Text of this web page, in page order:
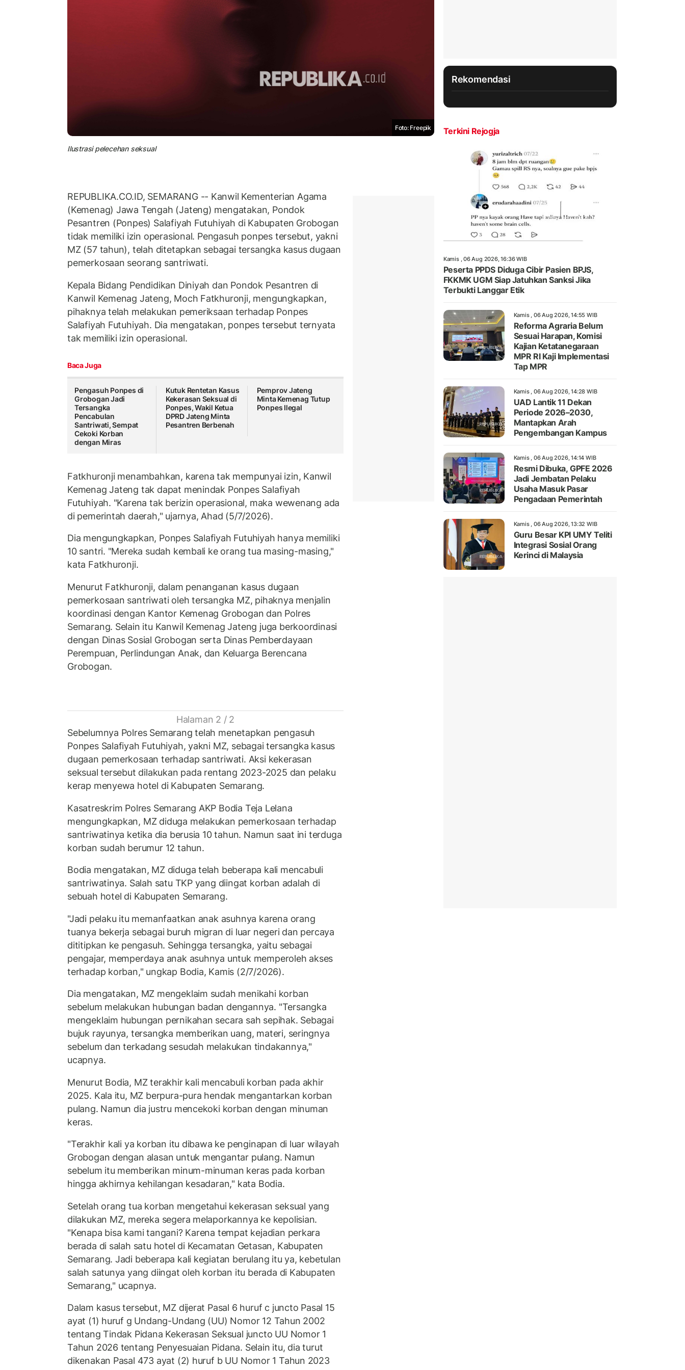
Foto: Freepik
Ilustrasi pelecehan seksual
REPUBLIKA.CO.ID, SEMARANG -- Kanwil Kementerian Agama
(Kemenag) Jawa Tengah (Jateng) mengatakan, Pondok
Pesantren (Ponpes) Salafiyah Futuhiyah di Kabupaten Grobogan
tidak memiliki izin operasional. Pengasuh ponpes tersebut, yakni
MZ (57 tahun), telah ditetapkan sebagai tersangka kasus dugaan
pemerkosaan seorang santriwati.
Kepala Bidang Pendidikan Diniyah dan Pondok Pesantren di
Kanwil Kemenag Jateng, Moch Fatkhuronji, mengungkapkan,
pihaknya telah melakukan pemeriksaan terhadap Ponpes
Salafiyah Futuhiyah. Dia mengatakan, ponpes tersebut ternyata
tak memiliki izin operasional.
Baca Juga
Pengasuh Ponpes di
Grobogan Jadi
Tersangka
Pencabulan
Santriwati, Sempat
Cekoki Korban
dengan Miras
Kutuk Rentetan Kasus
Kekerasan Seksual di
Ponpes, Wakil Ketua
DPRD Jateng Minta
Pesantren Berbenah
Pemprov Jateng
Minta Kemenag Tutup
Ponpes Ilegal
Fatkhuronji menambahkan, karena tak mempunyai izin, Kanwil
Kemenag Jateng tak dapat menindak Ponpes Salafiyah
Futuhiyah. "Karena tak berizin operasional, maka wewenang ada
di pemerintah daerah," ujarnya, Ahad (5/7/2026).
Dia mengungkapkan, Ponpes Salafiyah Futuhiyah hanya memiliki
10 santri. "Mereka sudah kembali ke orang tua masing-masing,"
kata Fatkhuronji.
Menurut Fatkhuronji, dalam penanganan kasus dugaan
pemerkosaan santriwati oleh tersangka MZ, pihaknya menjalin
koordinasi dengan Kantor Kemenag Grobogan dan Polres
Semarang. Selain itu Kanwil Kemenag Jateng juga berkoordinasi
dengan Dinas Sosial Grobogan serta Dinas Pemberdayaan
Perempuan, Perlindungan Anak, dan Keluarga Berencana
Grobogan.
Halaman 2 / 2
Sebelumnya Polres Semarang telah menetapkan pengasuh
Ponpes Salafiyah Futuhiyah, yakni MZ, sebagai tersangka kasus
dugaan pemerkosaan terhadap santriwati. Aksi kekerasan
seksual tersebut dilakukan pada rentang 2023-2025 dan pelaku
kerap menyewa hotel di Kabupaten Semarang.
Kasatreskrim Polres Semarang AKP Bodia Teja Lelana
mengungkapkan, MZ diduga melakukan pemerkosaan terhadap
santriwatinya ketika dia berusia 10 tahun. Namun saat ini terduga
korban sudah berumur 12 tahun.
Bodia mengatakan, MZ diduga telah beberapa kali mencabuli
santriwatinya. Salah satu TKP yang diingat korban adalah di
sebuah hotel di Kabupaten Semarang.
"Jadi pelaku itu memanfaatkan anak asuhnya karena orang
tuanya bekerja sebagai buruh migran di luar negeri dan percaya
dititipkan ke pengasuh. Sehingga tersangka, yaitu sebagai
pengajar, memperdaya anak asuhnya untuk memperoleh akses
terhadap korban," ungkap Bodia, Kamis (2/7/2026).
Dia mengatakan, MZ mengeklaim sudah menikahi korban
sebelum melakukan hubungan badan dengannya. "Tersangka
mengeklaim hubungan pernikahan secara sah sepihak. Sebagai
bujuk rayunya, tersangka memberikan uang, materi, seringnya
sebelum dan terkadang sesudah melakukan tindakannya,"
ucapnya.
Menurut Bodia, MZ terakhir kali mencabuli korban pada akhir
2025. Kala itu, MZ berpura-pura hendak mengantarkan korban
pulang. Namun dia justru mencekoki korban dengan minuman
keras.
"Terakhir kali ya korban itu dibawa ke penginapan di luar wilayah
Grobogan dengan alasan untuk mengantar pulang. Namun
sebelum itu memberikan minum-minuman keras pada korban
hingga akhirnya kehilangan kesadaran," kata Bodia.
Setelah orang tua korban mengetahui kekerasan seksual yang
dilakukan MZ, mereka segera melaporkannya ke kepolisian.
"Kenapa bisa kami tangani? Karena tempat kejadian perkara
berada di salah satu hotel di Kecamatan Getasan, Kabupaten
Semarang. Jadi beberapa kali kegiatan berulang itu ya, kebetulan
salah satunya yang diingat oleh korban itu berada di Kabupaten
Semarang," ucapnya.
Dalam kasus tersebut, MZ dijerat Pasal 6 huruf c juncto Pasal 15
ayat (1) huruf g Undang-Undang (UU) Nomor 12 Tahun 2002
tentang Tindak Pidana Kekerasan Seksual juncto UU Nomor 1
Tahun 2026 tentang Penyesuaian Pidana. Selain itu, dia turut
dikenakan Pasal 473 ayat (2) huruf b UU Nomor 1 Tahun 2023
Rekomendasi
Terkini Rejogja
Kamis , 06 Aug 2026, 16:36 WIB
Peserta PPDS Diduga Cibir Pasien BPJS,
FKKMK UGM Siap Jatuhkan Sanksi Jika
Terbukti Langgar Etik
Kamis , 06 Aug 2026, 14:55 WIB
Reforma Agraria Belum
Sesuai Harapan, Komisi
Kajian Ketatanegaraan
MPR RI Kaji Implementasi
Tap MPR
Kamis , 06 Aug 2026, 14:28 WIB
UAD Lantik 11 Dekan
Periode 2026–2030,
Mantapkan Arah
Pengembangan Kampus
Kamis , 06 Aug 2026, 14:14 WIB
Resmi Dibuka, GPFE 2026
Jadi Jembatan Pelaku
Usaha Masuk Pasar
Pengadaan Pemerintah
Kamis , 06 Aug 2026, 13:32 WIB
Guru Besar KPI UMY Teliti
Integrasi Sosial Orang
Kerinci di Malaysia